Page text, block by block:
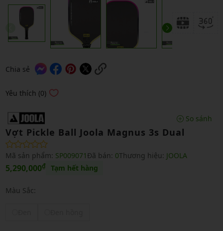
Chia sẻ
Yêu thích (0)
So sánh
Vợt Pickle Ball Joola Magnus 3s Dual
Mã sản phẩm: SP009071 Đã bán: 0Thương hiệu: JOOLA
5,290,000₫ Tạm hết hàng
Màu Sắc: